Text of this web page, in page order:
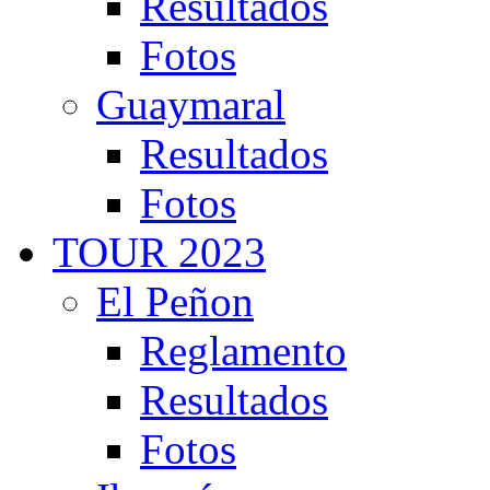
Fotos
Guaymaral
Resultados
Fotos
TOUR 2023
El Peñon
Reglamento
Resultados
Fotos